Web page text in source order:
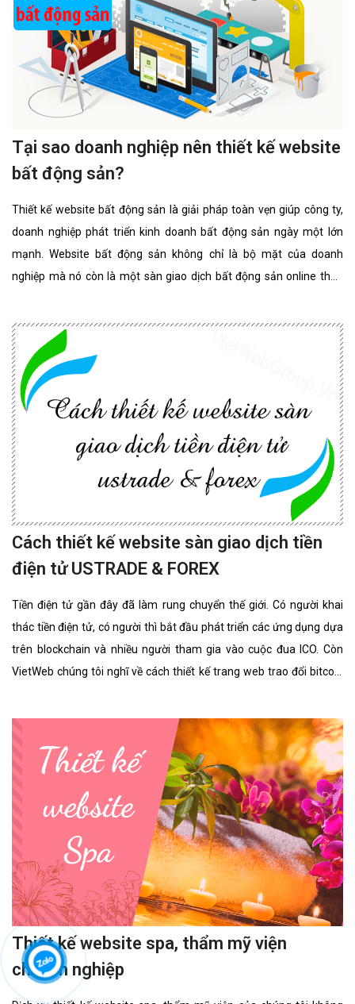
Tại sao doanh nghiệp nên thiết kế website
bất động sản?
Thiết kế website bất động sản là giải pháp toàn vẹn giúp công ty,
doanh nghiệp phát triển kinh doanh bất động sản ngày một lớn
mạnh. Website bất động sản không chỉ là bộ mặt của doanh
nghiệp mà nó còn là một sàn giao dịch bất động sản online thân
Cách thiết kế website sàn giao dịch tiền
điện tử USTRADE & FOREX
Tiền điện tử gần đây đã làm rung chuyển thế giới. Có người khai
thác tiền điện tử, có người thì bắt đầu phát triển các ứng dụng dựa
trên blockchain và nhiều người tham gia vào cuộc đua ICO. Còn
VietWeb chúng tôi nghĩ về cách thiết kế trang web trao đổi bitcoin
Thiết kế website spa, thẩm mỹ viện
chuyên nghiệp